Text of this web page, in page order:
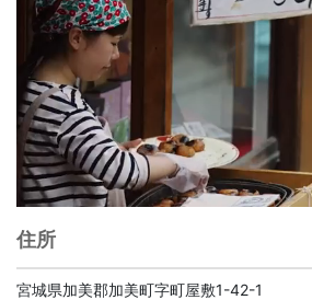
住所
宮城県加美郡加美町字町屋敷1-42-1